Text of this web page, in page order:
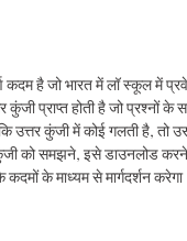
कदम है जो भारत में लॉ स्कूल में
कुंजी प्राप्त होती है जो प्रश्नों के
कि उत्तर कुंजी में कोई गलती है, तो
को समझने, इसे डाउनलोड
के माध्यम से मार्गदर्शन